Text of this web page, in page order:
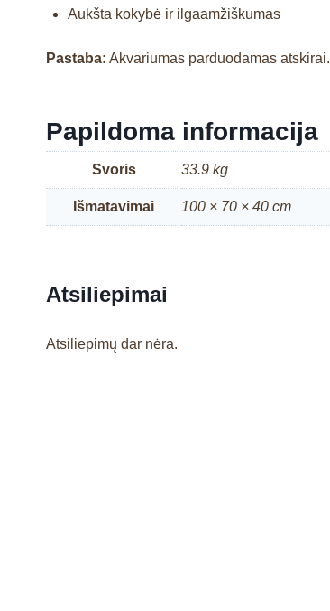
Aukšta kokybė ir ilgaamžiškumas
Pastaba: Akvariumas parduodamas atskirai.
Papildoma informacija
Svoris 33.9 kg
Išmatavimai 100 × 70 × 40 cm
Atsiliepimai
Atsiliepimų dar nėra.